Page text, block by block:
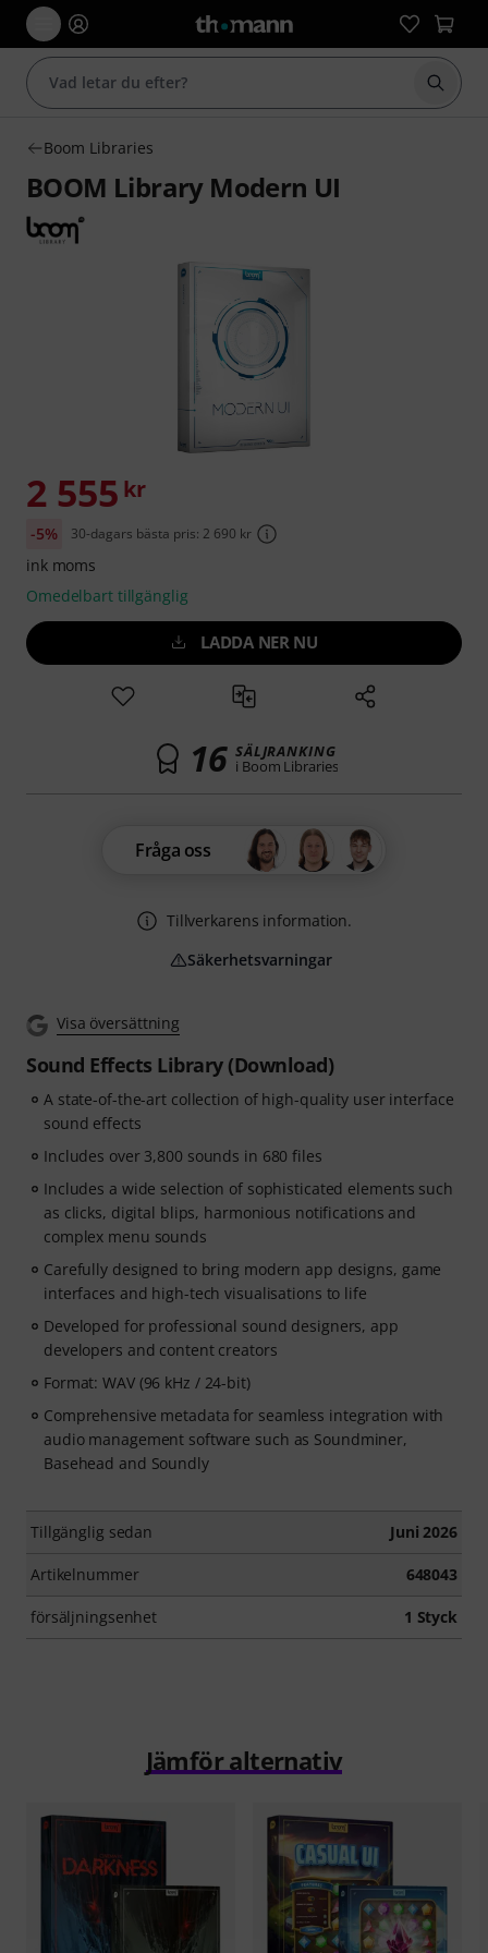
Börja
Boom Libraries
BOOM Library Modern UI
Visa översättning
Sound Effects Library (Download)
A state-of-the-art collection of high-quality user interface
sound effects
Includes over 3,800 sounds in 680 files
Includes a wide selection of sophisticated elements such
as clicks, digital blips, harmonious notifications and
complex menu sounds
Carefully designed to bring modern app designs, game
interfaces and high-tech visualisations to life
Developed for professional sound designers, app
developers and content creators
Format: WAV (96 kHz / 24-bit)
Comprehensive metadata for seamless integration with
audio management software such as Soundminer,
Basehead and Soundly
Tillgänglig sedan Juni 2026
Artikelnummer 648043
försäljningsenhet 1 Styck
2 555 kr
-5% 30-dagars bästa pris: 2 690 kr
ink moms
Omedelbart tillgänglig
LADDA NER NU
16 SÄLJRANKING
i Boom Libraries
Fråga oss
Tillverkarens information.
Säkerhetsvarningar
Jämför alternativ